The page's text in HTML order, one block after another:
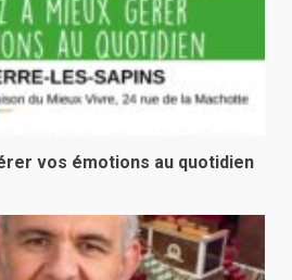
vos émotions au quotidien